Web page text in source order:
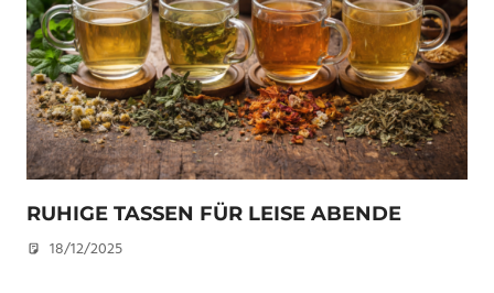
RUHIGE TASSEN FÜR LEISE ABENDE
18/12/2025